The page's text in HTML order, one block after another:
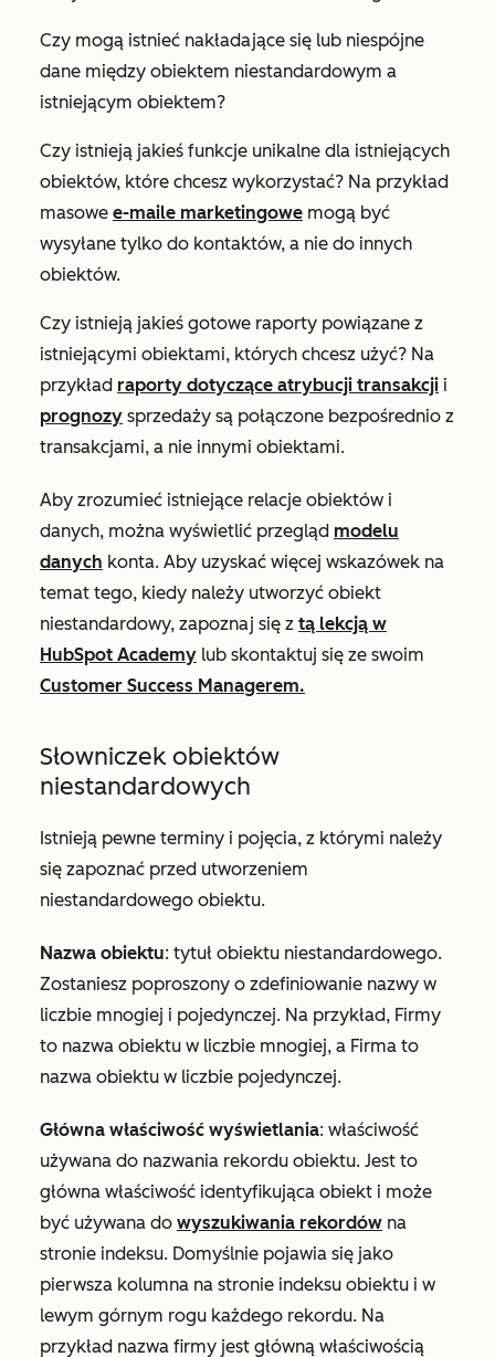
Czy mogą istnieć nakładające się lub niespójne
dane między obiektem niestandardowym a
istniejącym obiektem?
Czy istnieją jakieś funkcje unikalne dla istniejących
obiektów, które chcesz wykorzystać? Na przykład
masowe e-maile marketingowe mogą być
wysyłane tylko do kontaktów, a nie do innych
obiektów.
Czy istnieją jakieś gotowe raporty powiązane z
istniejącymi obiektami, których chcesz użyć? Na
przykład raporty dotyczące atrybucji transakcji i
prognozy sprzedaży są połączone bezpośrednio z
transakcjami, a nie innymi obiektami.
Aby zrozumieć istniejące relacje obiektów i
danych, można wyświetlić przegląd modelu
danych konta. Aby uzyskać więcej wskazówek na
temat tego, kiedy należy utworzyć obiekt
niestandardowy, zapoznaj się z tą lekcją w
HubSpot Academy lub skontaktuj się ze swoim
Customer Success Managerem.
Słowniczek obiektów
niestandardowych
Istnieją pewne terminy i pojęcia, z którymi należy
się zapoznać przed utworzeniem
niestandardowego obiektu.
Nazwa obiektu: tytuł obiektu niestandardowego.
Zostaniesz poproszony o zdefiniowanie nazwy w
liczbie mnogiej i pojedynczej. Na przykład, Firmy
to nazwa obiektu w liczbie mnogiej, a Firma to
nazwa obiektu w liczbie pojedynczej.
Główna właściwość wyświetlania: właściwość
używana do nazwania rekordu obiektu. Jest to
główna właściwość identyfikująca obiekt i może
być używana do wyszukiwania rekordów na
stronie indeksu. Domyślnie pojawia się jako
pierwsza kolumna na stronie indeksu obiektu i w
lewym górnym rogu każdego rekordu. Na
przykład nazwa firmy jest główną właściwością